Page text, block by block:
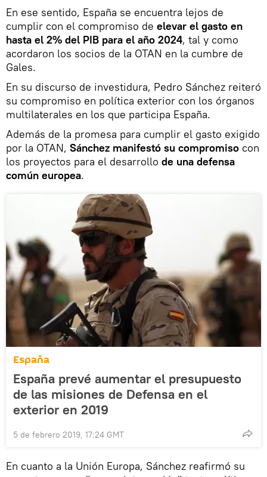
En ese sentido, España se encuentra lejos de
cumplir con el compromiso de elevar el gasto en
hasta el 2% del PIB para el año 2024, tal y como
acordaron los socios de la OTAN en la cumbre de
Gales.
En su discurso de investidura, Pedro Sánchez reiteró
su compromiso en política exterior con los órganos
multilaterales en los que participa España.
Además de la promesa para cumplir el gasto exigido
por la OTAN, Sánchez manifestó su compromiso con
los proyectos para el desarrollo de una defensa
común europea.
España
España prevé aumentar el presupuesto
de las misiones de Defensa en el
exterior en 2019
5 de febrero 2019, 17:24 GMT
En cuanto a la Unión Europa, Sánchez reafirmó su